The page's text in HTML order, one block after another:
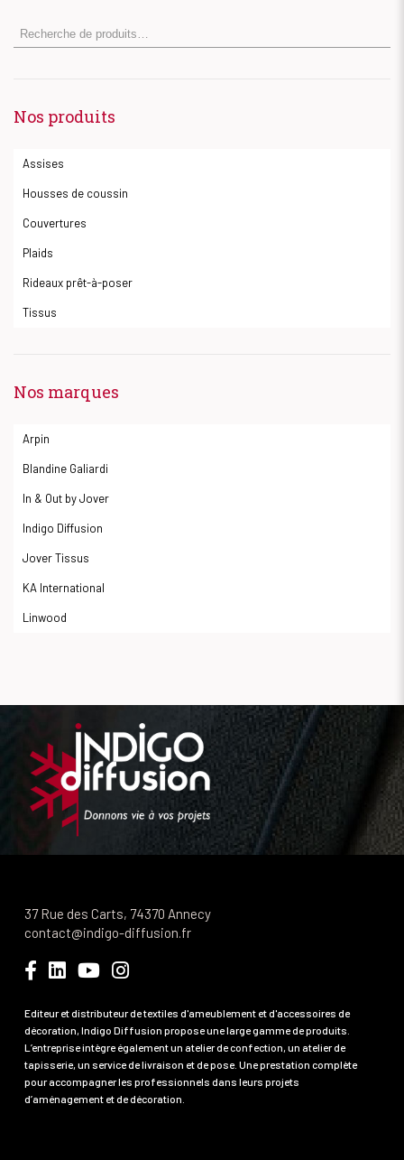
Nos produits
Assises
Housses de coussin
Couvertures
Plaids
Rideaux prêt-à-poser
Tissus
Nos marques
Arpin
Blandine Galiardi
In & Out by Jover
Indigo Diffusion
Jover Tissus
KA International
Linwood
37 Rue des Carts, 74370 Annecy
contact@indigo-diffusion.fr
Editeur et distributeur de textiles d'ameublement et d'accessoires de
décoration, Indigo Diffusion propose une large gamme de produits.
L’entreprise intègre également un atelier de confection, un atelier de
tapisserie, un service de livraison et de pose. Une prestation complète
pour accompagner les professionnels dans leurs projets
d’aménagement et de décoration.